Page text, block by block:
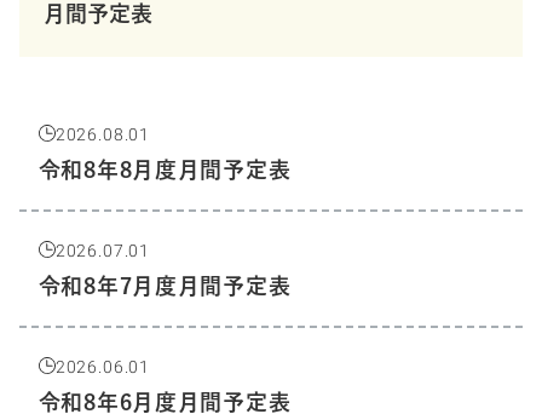
月間予定表
2026.08.01
令和8年8月度月間予定表
2026.07.01
令和8年7月度月間予定表
2026.06.01
令和8年6月度月間予定表